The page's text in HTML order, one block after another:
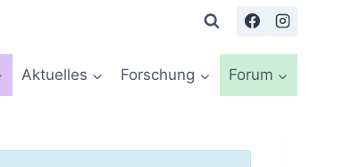
Aktuelles Forschung Forum